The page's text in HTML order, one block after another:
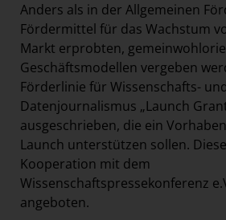
Anders als in der Allgemeinen
Fördermittel für das Wachstum
Markt erprobten,
Geschäftsmodellen vergeben
Förderlinie für Wissenschafts- und
Datenjournalismus „Launch
ausgeschrieben, die ein
Launch unterstützen sollen.
Kooperation mit dem
Wissenschaftspressekonferenz
angeboten.